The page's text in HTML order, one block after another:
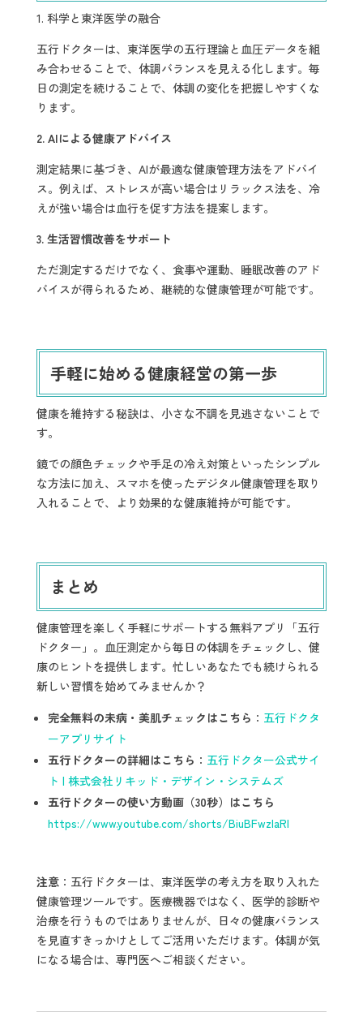
1. 科学と東洋医学の融合
五行ドクターは、東洋医学の五行理論と血圧データを組
み合わせることで、体調バランスを見える化します。毎
日の測定を続けることで、体調の変化を把握しやすくな
ります。
2. AIによる健康アドバイス
測定結果に基づき、AIが最適な健康管理方法をアドバイ
ス。例えば、ストレスが高い場合はリラックス法を、冷
えが強い場合は血行を促す方法を提案します。
3. 生活習慣改善をサポート
ただ測定するだけでなく、食事や運動、睡眠改善のアド
バイスが得られるため、継続的な健康管理が可能です。
手軽に始める健康経営の第一歩
健康を維持する秘訣は、小さな不調を見逃さないことで
す。
鏡での顔色チェックや手足の冷え対策といったシンプル
な方法に加え、スマホを使ったデジタル健康管理を取り
入れることで、より効果的な健康維持が可能です。
まとめ
健康管理を楽しく手軽にサポートする無料アプリ「五行
ドクター」。血圧測定から毎日の体調をチェックし、健
康のヒントを提供します。忙しいあなたでも続けられる
新しい習慣を始めてみませんか？
完全無料の未病・美肌チェックはこちら ： 五行ドクタ
ーアプリサイト
五行ドクターの詳細はこちら ： 五行ドクター公式サイ
ト | 株式会社リキッド・デザイン・システムズ
五行ドクターの使い方動画（30秒）はこちら
https://www.youtube.com/shorts/BiuBFwzIaRI
注意：五行ドクターは、東洋医学の考え方を取り入れた
健康管理ツールです。医療機器ではなく、医学的診断や
治療を行うものではありませんが、日々の健康バランス
を見直すきっかけとしてご活用いただけます。体調が気
になる場合は、専門医へご相談ください。